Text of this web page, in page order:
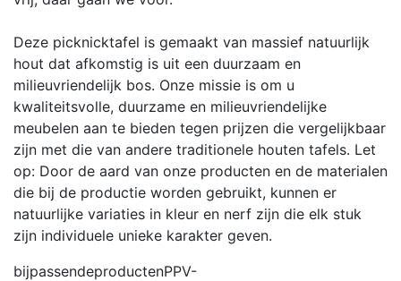
Deze picknicktafel is gemaakt van massief natuurlijk
hout dat afkomstig is uit een duurzaam en
milieuvriendelijk bos. Onze missie is om u
kwaliteitsvolle, duurzame en milieuvriendelijke
meubelen aan te bieden tegen prijzen die vergelijkbaar
zijn met die van andere traditionele houten tafels. Let
op: Door de aard van onze producten en de materialen
die bij de productie worden gebruikt, kunnen er
natuurlijke variaties in kleur en nerf zijn die elk stuk
zijn individuele unieke karakter geven.
bijpassendeproductenPPV-